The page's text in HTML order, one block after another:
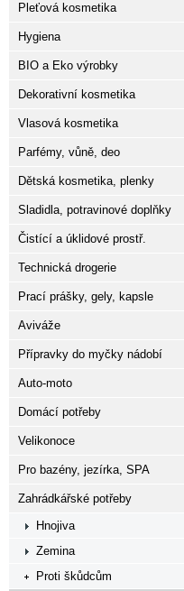
Pleťová kosmetika
Hygiena
BIO a Eko výrobky
Dekorativní kosmetika
Vlasová kosmetika
Parfémy, vůně, deo
Dětská kosmetika, plenky
Sladidla, potravinové doplňky
Čistící a úklidové prostř.
Technická drogerie
Prací prášky, gely, kapsle
Aviváže
Přípravky do myčky nádobí
Auto-moto
Domácí potřeby
Velikonoce
Pro bazény, jezírka, SPA
Zahrádkářské potřeby
Hnojiva
Zemina
Proti škůdcům